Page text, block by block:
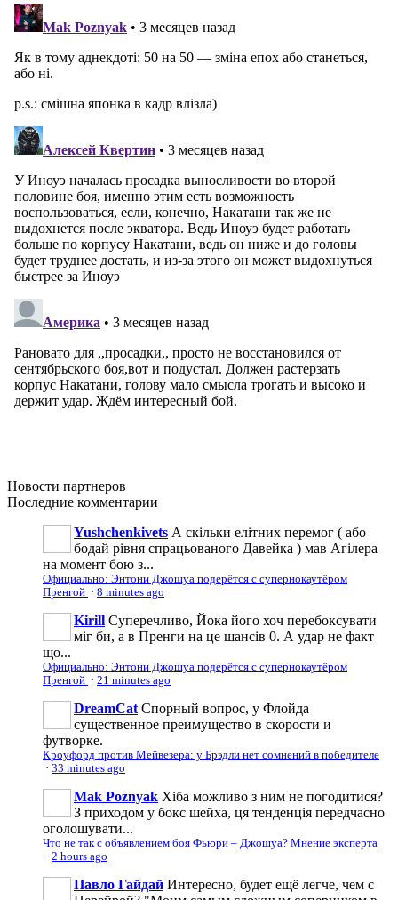
Новости партнеров
Последние комментарии
Yushchenkivets А скільки елітних перемог ( або
бодай рівня спрацьованого Давейка ) мав Агілера
на момент бою з...
Официально: Энтони Джошуа подерётся с супернокаутёром
Пренгой · 8 minutes ago
Kirill Cуперечливо, Йока його хоч перебоксувати
міг би, а в Пренги на це шансів 0. А удар не факт
що...
Официально: Энтони Джошуа подерётся с супернокаутёром
Пренгой · 21 minutes ago
DreamCat Спорный вопрос, у Флойда
существенное преимущество в скорости и
футворке.
Кроуфорд против Мейвезера: у Брэдли нет сомнений в победителе
· 33 minutes ago
Mak Poznyak Хіба можливо з ним не погодитися?
З приходом у бокс шейха, ця тенденція передчасно
оголошувати...
Что не так с объявлением боя Фьюри – Джошуа? Мнение эксперта
· 2 hours ago
Павло Гайдай Интересно, будет ещё легче, чем с